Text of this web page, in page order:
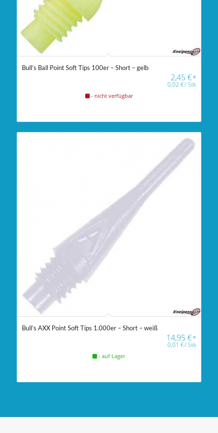
Bull’s Ball Point Soft Tips 100er – Short – gelb
2,45€*
0,02€/Stk
- nicht verfügbar
Bull’s AXX Point Soft Tips 1.000er – Short – weiß
14,95€*
0,01€/Stk
- auf Lager